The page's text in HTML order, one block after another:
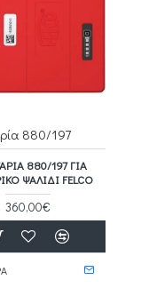
880/197
880/197 ΓΙΑ
ΨΑΛΊΔΙ FELCO
360,00€